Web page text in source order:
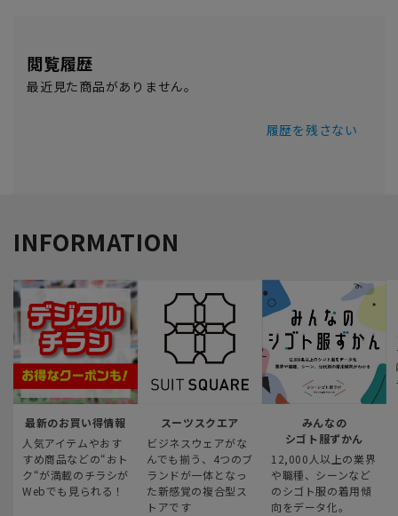
閲覧履歴
最近見た商品がありません。
履歴を残さない
INFORMATION
最新のお買い得情報
人気アイテムやおす
すめ商品などの“おト
ク“が満載のチラシが
Webでも見られる！
スーツスクエア
ビジネスウェアがな
んでも揃う、4つのブ
ランドが一体となっ
た新感覚の複合型ス
トアです
みんなの
シゴト服ずかん
12,000人以上の業界
や職種、シーンなど
のシゴト服の着用傾
向をデータ化。